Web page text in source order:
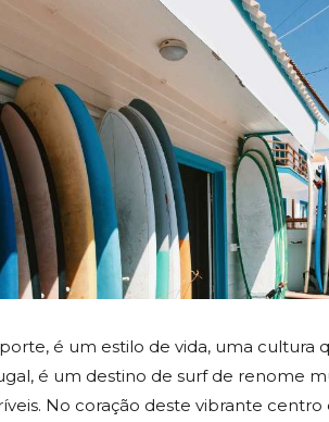
é um estilo de vida, uma cultura
é um destino de surf de renome
No coração deste vibrante centro